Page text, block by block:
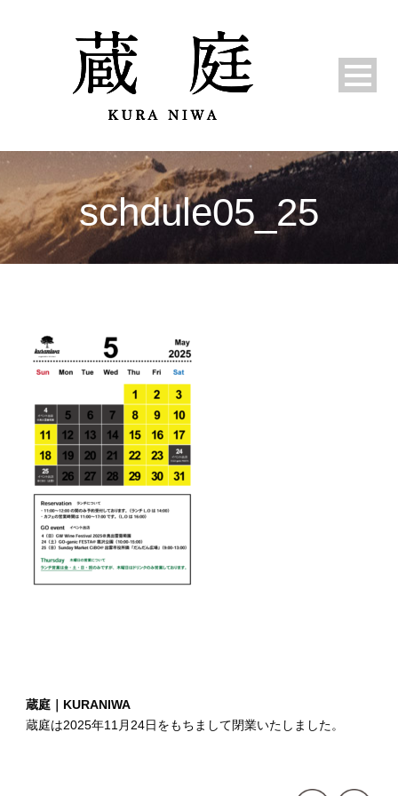
schdule05_25
蔵庭｜KURANIWA
蔵庭は2025年11月24日をもちまして閉業いたしました。